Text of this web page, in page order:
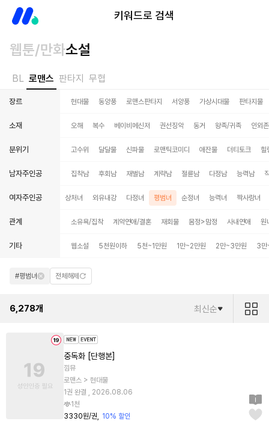
키워드로 검색
웹툰/만화소설
BL 로맨스 판타지 무협
장르 현대물 동양풍 로맨스판타지 서양풍 가상시대물 판타지물
소재 오해 복수 베이비메신저 권선징악 동거 왕족/귀족 인외
분위기 고수위 달달물 신파물 로맨틱코미디 애잔물 더티토크 힐
남자주인공 집착남 후회남 재벌남 계략남 절륜남 다정남 능력남
여자주인공 상처녀 외유내강 다정녀 평범녀 순정녀 능력녀 짝사랑녀
관계 소유욕/집착 계약연애/결혼 재회물 몸정>맘정 사내연애 원
기타 웹소설 5천원이하 5천~1만원 1만~2만원 2만~3만원 3만
#평범녀 전체해제
6,278개 최신순
중독화 [단행본]
낌뮤
로맨스 > 현대물
1권 완결 , 2026.08.06
1천
3330원/권
10% 할인